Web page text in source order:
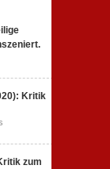
Kritik
zum